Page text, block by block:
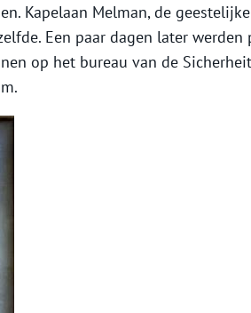
Kapelaan Melman, de
Een paar dagen later werden
op het bureau van de